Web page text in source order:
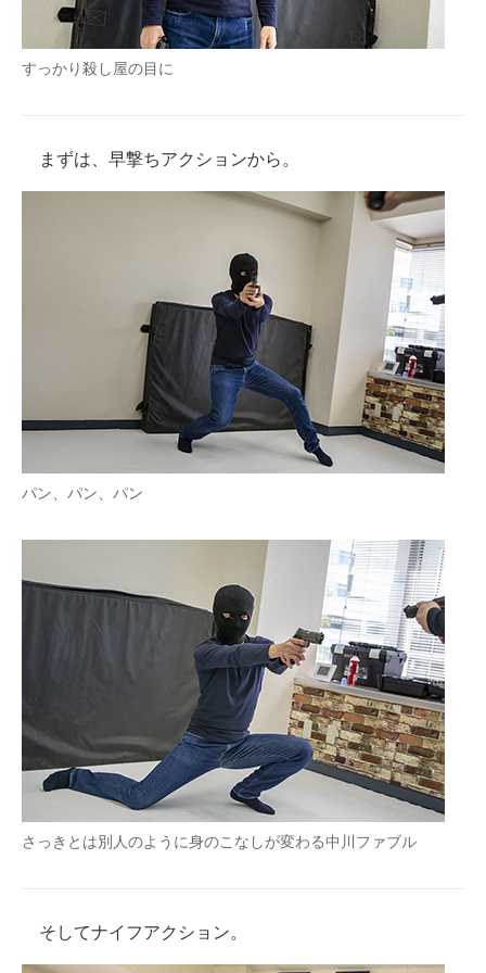
すっかり殺し屋の目に
まずは、早撃ちアクションから。
パン、パン、パン
さっきとは別人のように身のこなしが変わる中川ファブル
そしてナイフアクション。